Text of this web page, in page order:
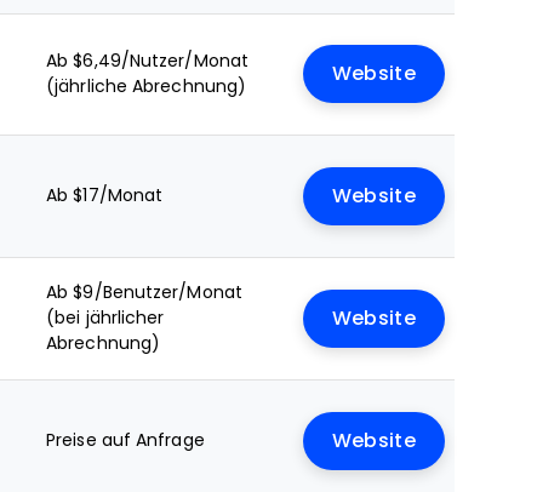
Ab $6,49/Nutzer/Monat
(jährliche Abrechnung)
Website
Ab $17/Monat Website
Ab $9/Benutzer/Monat
(bei jährlicher
Abrechnung)
Website
Preise auf Anfrage Website